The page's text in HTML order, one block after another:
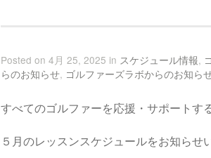
Posted on 4月 25, 2025 in スケジュール情報,
らのお知らせ, ゴルファーズラボからのお知ら
すべてのゴルファーを応援・サポートす
５月のレッスンスケジュールをお知らせ